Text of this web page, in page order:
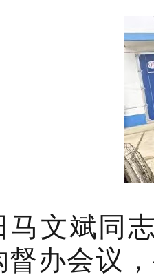
马文斌同
督办会议